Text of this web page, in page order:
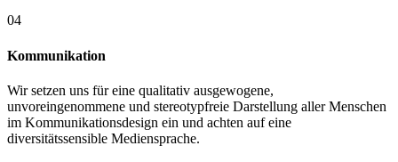
04
Kommunikation
Wir setzen uns für eine qualitativ ausgewogene,
unvoreingenommene und stereotypfreie Darstellung aller Menschen
im Kommunikationsdesign ein und achten auf eine
diversitätssensible Mediensprache.